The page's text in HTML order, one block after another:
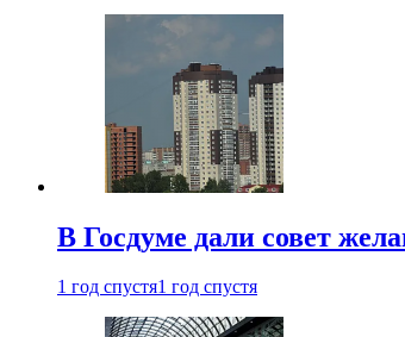
В Госдуме дали совет
1 год спустя1 год спустя